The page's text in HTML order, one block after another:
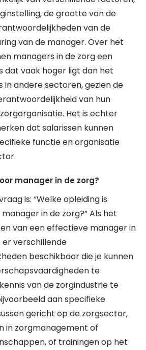
de grootte van de
van de
van de manager. Over het
managers in de zorg een
dat vaak hoger ligt dan het
in andere sectoren, gezien de
van hun
Het is echter
dat salarissen kunnen
functie en organisatie
manager in de zorg?
is: “Welke opleiding is
in de zorg?” Als het
van een effectieve manager in
er verschillende
beschikbaar die je kunnen
te
van de zorgindustrie te
aan specifieke
gericht op de zorgsector,
in zorgmanagement of
of trainingen op het